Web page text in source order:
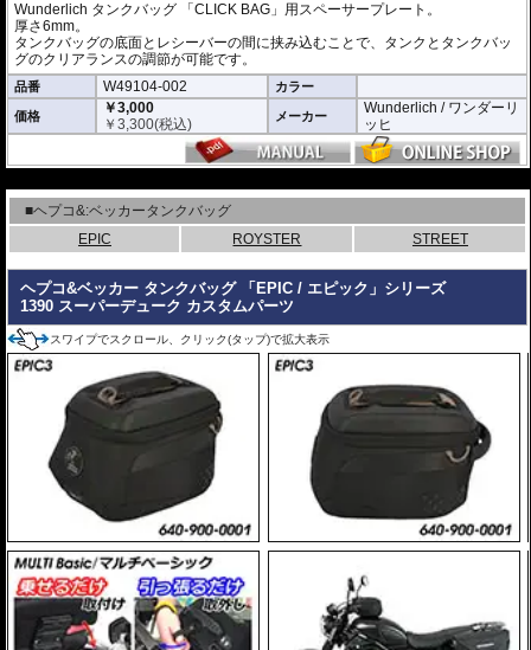
Wunderlich タンクバッグ 「CLICK BAG」用スペーサープレート。
厚さ6mm。
タンクバッグの底面とレシーバーの間に挟み込むことで、タンクとタンクバッ
グのクリアランスの調節が可能です。
品番 W49104-002 カラー
価格
￥3,000
￥3,300(税込) メーカー
Wunderlich / ワンダーリ
ッヒ
■ヘプコ&:ベッカータンクバッグ
EPIC
ROYSTER STREET
ヘプコ&ベッカー タンクバッグ 「EPIC / エピック」シリーズ
1390 スーパーデューク カスタムパーツ
スワイプでスクロール、クリック(タップ)で拡大表示